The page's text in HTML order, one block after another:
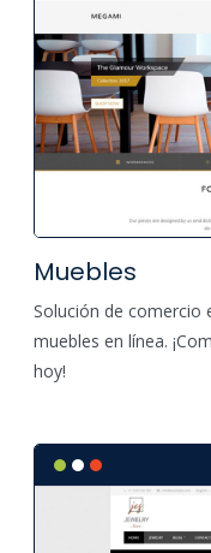
Muebles
Solución de comercio
muebles en línea.
hoy!